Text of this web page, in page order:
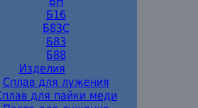
Б16
Б83С
Б83
Б88
Изделия
Сплав для лужения
для пайки меди